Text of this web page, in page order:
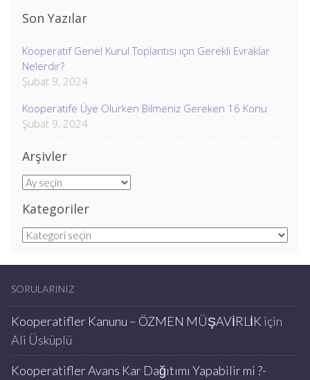
Son Yazılar
Kooperatif Genel Kurul Toplantısı için Gerekli Evraklar
Nelerdir?
Şubat 9, 2024
Kooperatife Üye Olurken Bilmeniz Gereken 16 Konu
Şubat 9, 2024
Arşivler
Arşivler
Kategoriler
Kategoriler
SORULARINIZ
Kooperatifler Kanunu – ÖZMEN MÜŞAVİRLİK için
Ali Üsküplü
Kooperatifler Avans Kar Dağıtımı Yapabilir mi ?-